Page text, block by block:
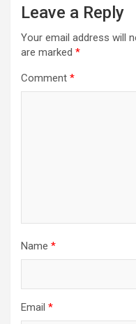
Leave a Reply
Your email address will
are marked *
Comment *
Name *
Email *